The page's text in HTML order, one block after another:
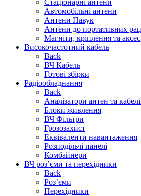
Автомобільні антени
Антени Павук
Антени до портативних
Магніти, кріплення та
Високочастотний кабель
Back
ВЧ Кабель
Готові збірки
Радіообладнання
Back
Аналізатори антен та
Блоки живлення
ВЧ Фільтри
Грозозахист
Еквіваленти навантаження
Розподільчі панелі
Комбайнери
ВЧ роз’єми та перехідники
Back
Роз’єми
Перехідники